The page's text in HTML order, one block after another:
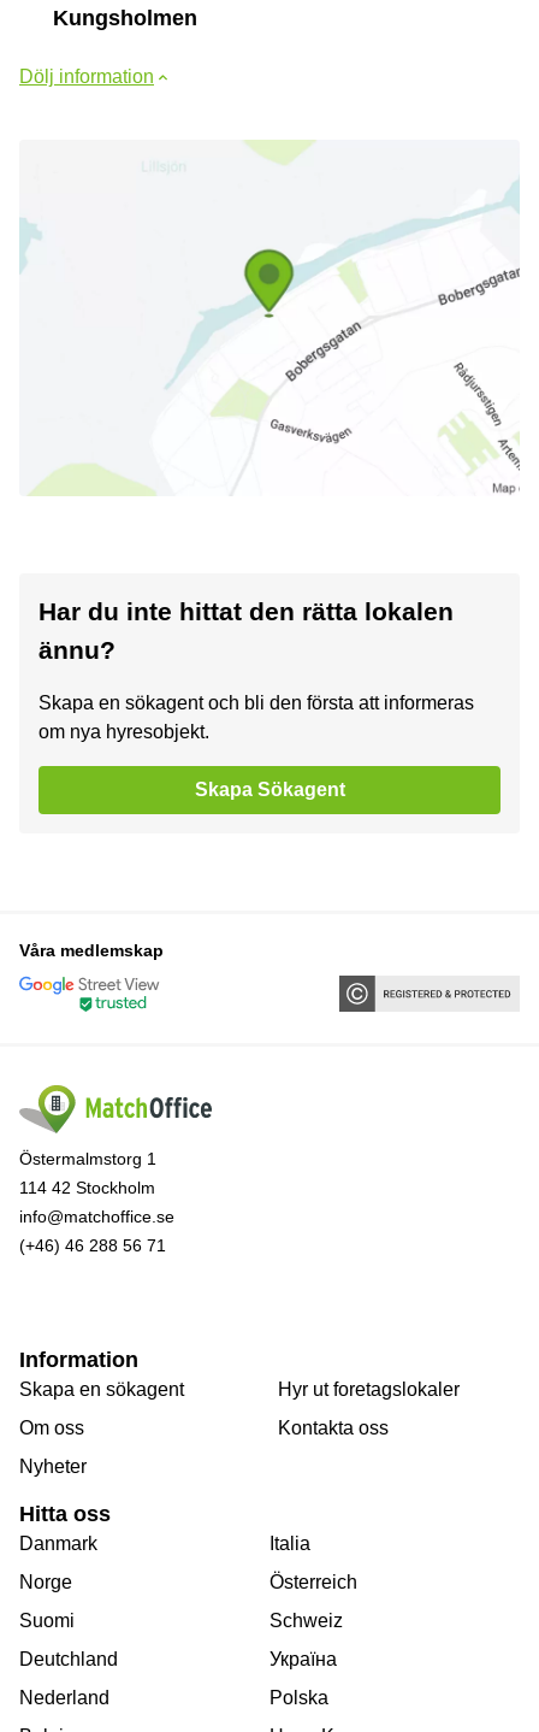
Kungsholmen
Dölj information
Har du inte hittat den rätta lokalen
ännu?
Skapa en sökagent och bli den första att informeras
om nya hyresobjekt.
Skapa Sökagent
Våra medlemskap
Östermalmstorg 1
114 42 Stockholm
info@matchoffice.se
(+46) 46 288 56 71
Information
Skapa en sökagent
Om oss
Nyheter
Hyr ut foretagslokaler
Kontakta oss
Hitta oss
Danmark
Norge
Suomi
Deutchland
Nederland
Italia
Österreich
Schweiz
Україна
Polska